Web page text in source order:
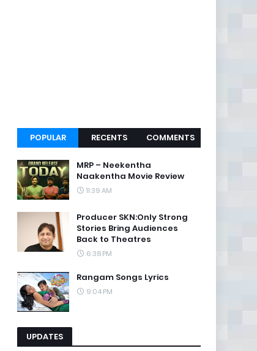
POPULAR RECENTS COMMENTS
MRP – Neekentha
Naakentha Movie Review
11:39 AM
Producer SKN:Only Strong
Stories Bring Audiences
Back to Theatres
6:38 PM
Rangam Songs Lyrics
9:04 PM
UPDATES